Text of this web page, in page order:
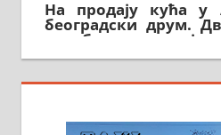
београдски друм.
стамбене целине
2х150м2, две
грејање на гас и